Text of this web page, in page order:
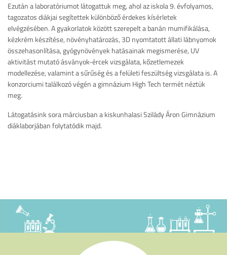
Ezután a laboratóriumot látogattuk meg, ahol az iskola 9. évfolyamos,
tagozatos diákjai segítettek különböző érdekes kísérletek
elvégzésében. A gyakorlatok között szerepelt a banán mumifikálása,
kézkrém készítése, növényhatározás, 3D nyomtatott állati lábnyomok
összehasonlítása, gyógynövények hatásainak megismerése, UV
aktivitást mutató ásványok-ércek vizsgálata, kőzetlemezek
modellezése, valamint a sűrűség és a felületi feszültség vizsgálata is. A
konzorciumi találkozó végén a gimnázium High Tech termét néztük
meg.
Látogatásink sora márciusban a kiskunhalasi Szilády Áron Gimnázium
diáklaborjában folytatódik majd.